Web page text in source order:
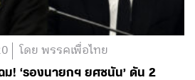
โดย พรรคเพื่อไทย
! ‘รองนายกฯ ยศชนัน’ ดัน 2